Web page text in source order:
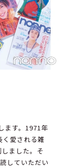
ます。1971年
愛される雑
ました。そ
していただい